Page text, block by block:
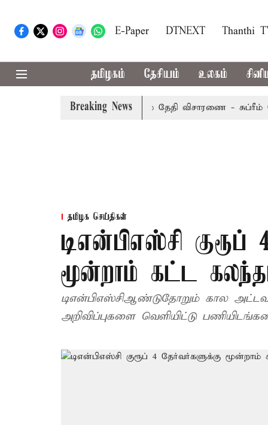
E-Paper DTNEXT Thanthi
தமிழகம் தேசியம் உலகம்
Breaking News
மனு வரும் 14-ம் தேதி விசாரணை - சுப்ரீம்
தமிழக செய்திகள்
டிஎன்பிஎஸ்சி குரூப்
மூன்றாம் கட்ட
டிஎன்பிஎஸ்சிஆண்டுதோறும் கால
அறிவிப்புகளை வெளியிட்டு